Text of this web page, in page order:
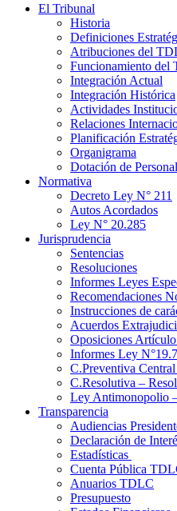
El Tribunal
Historia
Definiciones
Atribuciones del
Funcionamiento del
Integración Actual
Integración Histórica
Actividades
Relaciones
Planificación
Organigrama
Dotación de Personal
Normativa
Decreto Ley N° 211
Autos Acordados
Ley N° 20.285
Jurisprudencia
Sentencias
Resoluciones
Informes Leyes
Recomendaciones
Instrucciones de
Acuerdos
Oposiciones
Informes Ley
C.Preventiva
C.Resolutiva –
Ley Antimonopolio
Transparencia
Audiencias
Declaración de
Estadísticas
Cuenta Pública
Anuarios TDLC
Presupuesto